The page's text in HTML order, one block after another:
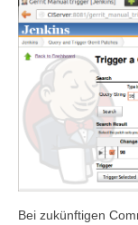
Bei zukünftigen